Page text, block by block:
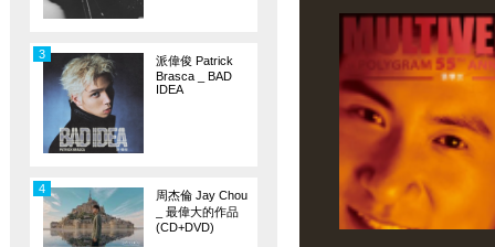
派偉俊 Patrick
Brasca _ BAD
IDEA
3
周杰倫 Jay Chou
_ 最偉大的作品
(CD+DVD)
4